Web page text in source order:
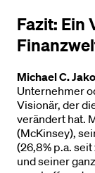
Fazit: Ein
Michael C.
Unternehmer
Visionär, der
verändert hat.
(McKinsey),
(26,8% p.a.
und seiner